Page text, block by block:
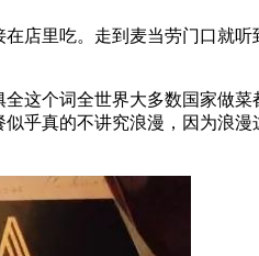
店里吃。走到麦当劳门口就
这个词全世界大多数国家做菜
乎真的不讲究浪漫，因为浪漫